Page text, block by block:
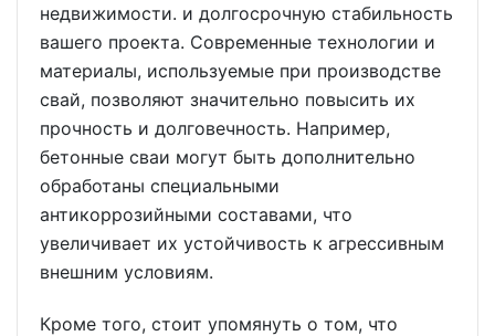
недвижимости. и долгосрочную стабильность
вашего проекта. Современные технологии и
материалы, используемые при производстве
свай, позволяют значительно повысить их
прочность и долговечность. Например,
бетонные сваи могут быть дополнительно
обработаны специальными
антикоррозийными составами, что
увеличивает их устойчивость к агрессивным
внешним условиям.
Кроме того, стоит упомянуть о том, что